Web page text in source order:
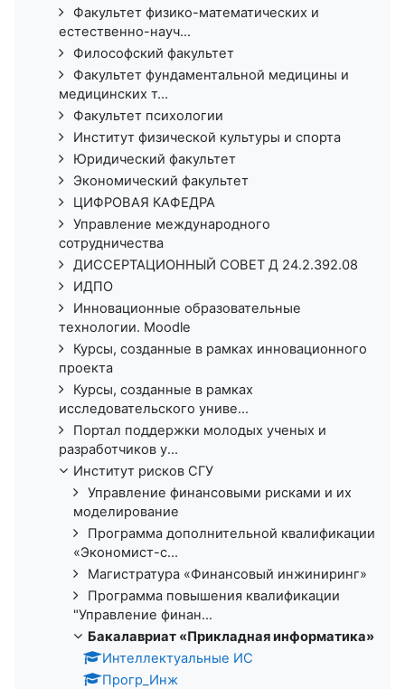
Факультет физико-математических и
естественно-науч...
Философский факультет
Факультет фундаментальной медицины и
медицинских т...
Факультет психологии
Институт физической культуры и спорта
Юридический факультет
Экономический факультет
ЦИФРОВАЯ КАФЕДРА
Управление международного
сотрудничества
ДИССЕРТАЦИОННЫЙ СОВЕТ Д 24.2.392.08
ИДПО
Инновационные образовательные
технологии. Moodle
Курсы, созданные в рамках инновационного
проекта
Курсы, созданные в рамках
исследовательского униве...
Портал поддержки молодых ученых и
разработчиков у...
Институт рисков СГУ
Управление финансовыми рисками и их
моделирование
Программа дополнительной квалификации
«Экономист-с...
Магистратура «Финансовый инжиниринг»
Программа повышения квалификации
"Управление финан...
Бакалавриат «Прикладная информатика»
Интеллектуальные ИС
Прогр_Инж